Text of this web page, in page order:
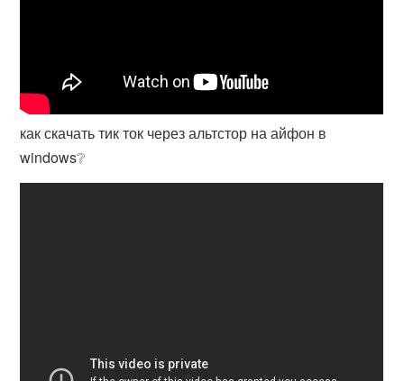
как скачать тик ток через альтстор на айфон в
windows❔